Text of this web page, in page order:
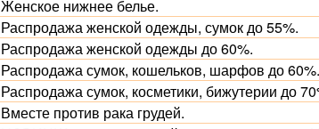
Женское нижнее белье.
Распродажа женской одежды, сумок до 55%.
Распродажа женской одежды до 60%.
Распродажа сумок, кошельков, шарфов до 60%.
Распродажа сумок, косметики, бижутерии до
Вместе против рака грудей.